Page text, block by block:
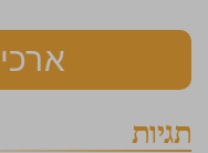
תגיות